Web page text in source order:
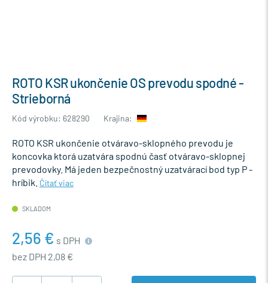
ROTO KSR ukončenie OS prevodu spodné -
Strieborná
Kód výrobku: 628290 Krajina:
ROTO KSR ukončenie otváravo-sklopného prevodu je
koncovka ktorá uzatvára spodnú časť otváravo-sklopnej
prevodovky. Má jeden bezpečnostný uzatvárací bod typ P -
hríbik. Čítať viac
SKLADOM
2,56 € s DPH
bez DPH 2,08 €